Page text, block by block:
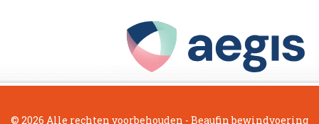
© 2026 Alle rechten voorbehouden - Beaufin bewindvoering